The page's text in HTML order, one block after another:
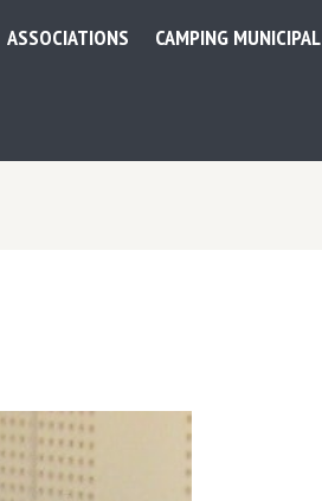
ASSOCIATIONS CAMPING MUNICIPAL